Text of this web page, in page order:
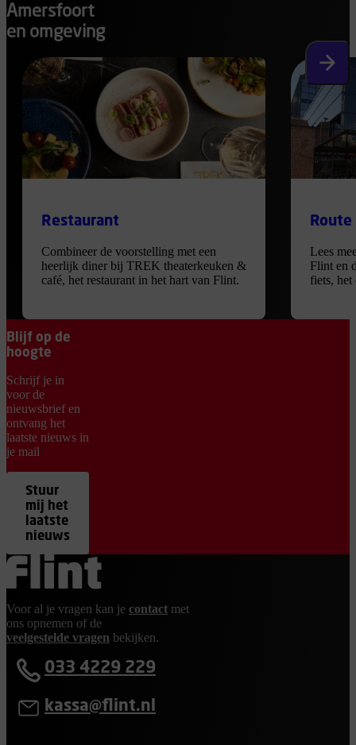
Amersfoort
en omgeving
Restaurant
Combineer de voorstelling met een
heerlijk diner bij TREK theaterkeuken &
café, het restaurant in het hart van Flint.
Lees
Flint en
fiets, het
Blijf op de
hoogte
Schrijf je in
voor de
nieuwsbrief en
ontvang het
laatste nieuws in
je mail
Stuur
mij het
laatste
nieuws
Ga terug naar de homepage
Voor al je vragen kan je contact met
ons opnemen of de
veelgestelde vragen bekijken.
033 4229 229
kassa@flint.nl